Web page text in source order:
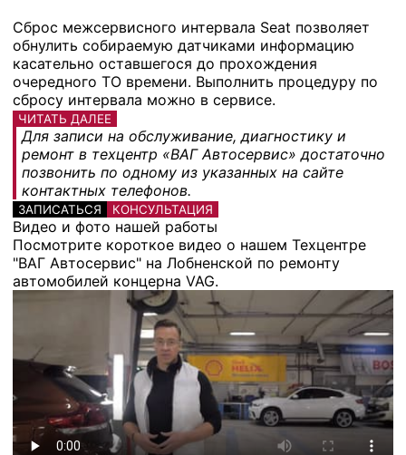
Сброс межсервисного интервала Seat позволяет
обнулить собираемую датчиками информацию
касательно оставшегося до прохождения
очередного ТО времени. Выполнить процедуру по
сбросу интервала можно в сервисе.
ЧИТАТЬ ДАЛЕЕ
Для записи на обслуживание, диагностику и
ремонт в техцентр «ВАГ Автосервис» достаточно
позвонить по одному из указанных на сайте
контактных телефонов.
ЗАПИСАТЬСЯ КОНСУЛЬТАЦИЯ
Видео и фото нашей работы
Посмотрите короткое видео о нашем Техцентре
"ВАГ Автосервис" на Лобненской по ремонту
автомобилей концерна VAG.